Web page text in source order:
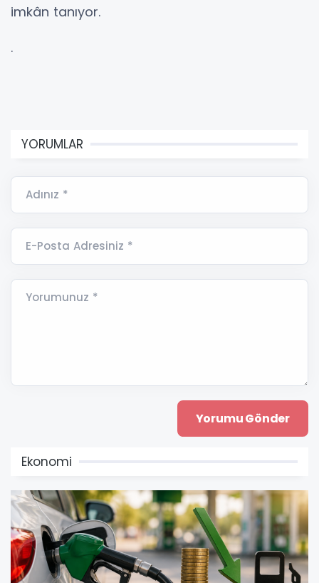
imkân tanıyor.
.
YORUMLAR
Adınız *
E-Posta Adresiniz *
Yorumunuz *
Ekonomi